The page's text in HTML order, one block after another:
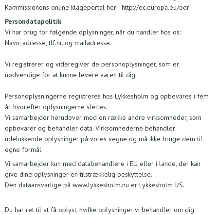
Kommissionens online klageportal her - http://ec.europa.eu/odr
Persondatapolitik
Vi har brug for følgende oplysninger, når du handler hos os:
Navn, adresse, tlf.nr. og mailadresse.
Vi registrerer og videregiver de personoplysninger, som er
nødvendige for at kunne levere varen til dig.
Personoplysningerne registreres hos Lykkesholm og opbevares i fem
år, hvorefter oplysningerne slettes.
Vi samarbejder herudover med en række andre virksomheder, som
opbevarer og behandler data. Virksomhederne behandler
udelukkende oplysninger på vores vegne og må ikke bruge dem til
egne formål.
Vi samarbejder kun med databehandlere i EU eller i lande, der kan
give dine oplysninger en tilstrækkelig beskyttelse.
Den dataansvarlige på www.lykkesholm.nu er Lykkesholm I/S.
Du har ret til at få oplyst, hvilke oplysninger vi behandler om dig.